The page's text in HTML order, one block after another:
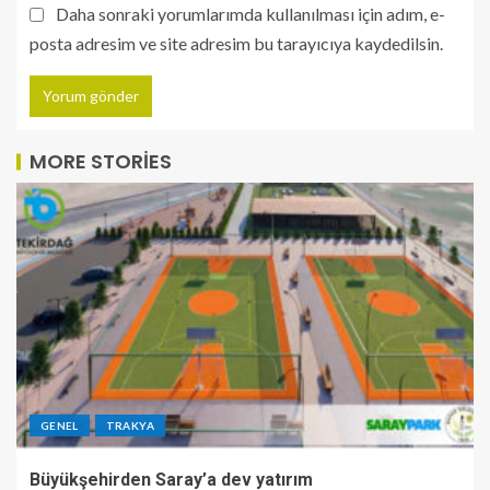
Daha sonraki yorumlarımda kullanılması için adım, e-
posta adresim ve site adresim bu tarayıcıya kaydedilsin.
MORE STORIES
GENEL TRAKYA
Büyükşehirden Saray’a dev yatırım